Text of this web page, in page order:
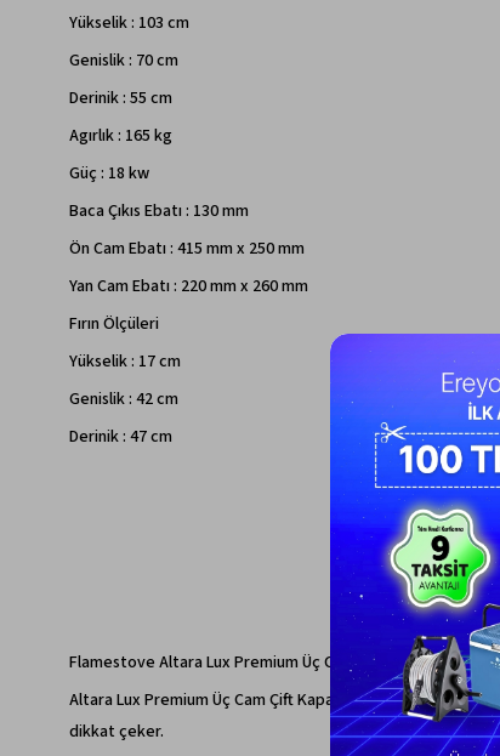
Yükselik : 103 cm
Genislik : 70 cm
Derinik : 55 cm
Agırlık : 165 kg
Güç : 18 kw
Baca Çıkıs Ebatı : 130 mm
Ön Cam Ebatı : 415 mm x 250 mm
Yan Cam Ebatı : 220 mm x 260 mm
Fırın Ölçüleri
Yükselik : 17 cm
Genislik : 42 cm
Derinik : 47 cm
Flamestove Altara Lux Premium Üç Cam Çift Kapaklı Fırınlı
Altara Lux Premium Üç Cam Çift Kapaklı Fırınlı Döküm
dikkat çeker.